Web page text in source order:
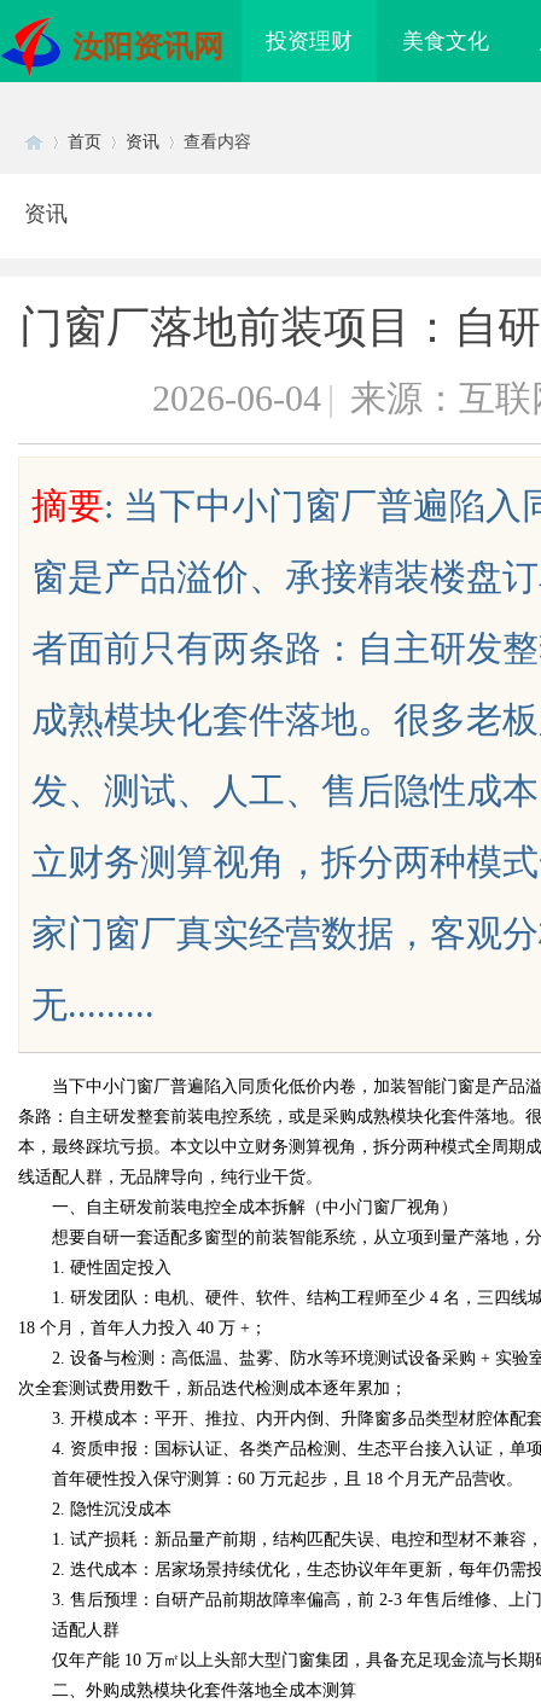
汝阳资讯网 投资理财 美食文化
uz
首页 资讯 查看内容
资讯
门窗厂落地前装项目：自
2026-06-04 | 来源：互联
摘要: 当下中小门窗厂普遍陷入
窗是产品溢价、承接精装楼盘
者面前只有两条路：自主研发
成熟模块化套件落地。很多老
发、测试、人工、售后隐性成
立财务测算视角，拆分两种模
家门窗厂真实经营数据，客观
无.........
当下中小门窗厂普遍陷入同质化低价内卷，加装智能门窗是产品
条路：自主研发整套前装电控系统，或是采购成熟模块化套件落地。
本，最终踩坑亏损。本文以中立财务测算视角，拆分两种模式全周期
线适配人群，无品牌导向，纯行业干货。
一、自主研发前装电控全成本拆解（中小门窗厂视角）
想要自研一套适配多窗型的前装智能系统，从立项到量产落地，
1. 硬性固定投入
1. 研发团队：电机、硬件、软件、结构工程师至少 4 名，三四线
18 个月，首年人力投入 40 万 +；
2. 设备与检测：高低温、盐雾、防水等环境测试设备采购 + 实验
次全套测试费用数千，新品迭代检测成本逐年累加；
3. 开模成本：平开、推拉、内开内倒、升降窗多品类型材腔体配
4. 资质申报：国标认证、各类产品检测、生态平台接入认证，单
首年硬性投入保守测算：60 万元起步，且 18 个月无产品营收。
2. 隐性沉没成本
1. 试产损耗：新品量产前期，结构匹配失误、电控和型材不兼容
2. 迭代成本：居家场景持续优化，生态协议年年更新，每年仍需
3. 售后预埋：自研产品前期故障率偏高，前 2-3 年售后维修、上
适配人群
仅年产能 10 万㎡以上头部大型门窗集团，具备充足现金流与长期
二、外购成熟模块化套件落地全成本测算